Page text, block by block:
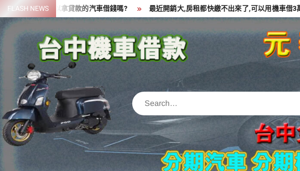
Skip
to
content
FLASH NEWS
筆資金,可以拿貸款的汽車借錢嗎? 最近開銷大,房租都快繳不出來了,可以用機車借3萬元
Search